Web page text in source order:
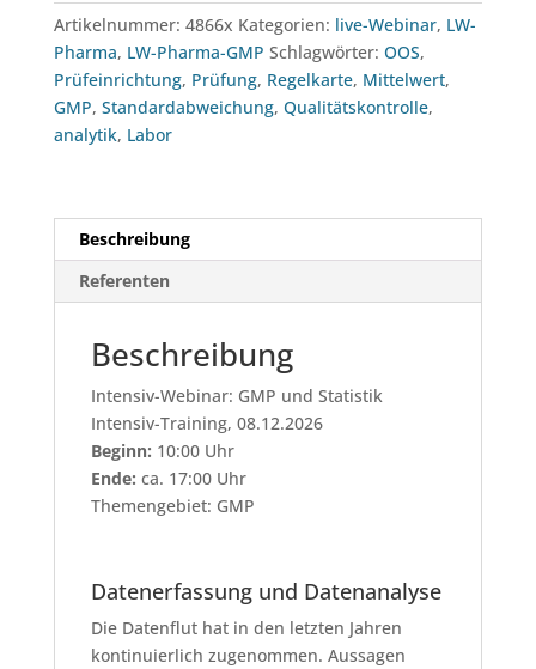
Statistik
CH
(08.12.2026)
Artikelnummer: 4866x Kategorien: live-Webinar, LW-
Pharma, LW-Pharma-GMP Schlagwörter: OOS,
Prüfeinrichtung, Prüfung, Regelkarte, Mittelwert,
GMP, Standardabweichung, Qualitätskontrolle,
analytik, Labor
Beschreibung
Referenten
Beschreibung
Intensiv-Webinar: GMP und Statistik
Intensiv-Training, 08.12.2026
Beginn: 10:00 Uhr
Ende: ca. 17:00 Uhr
Themengebiet: GMP
Datenerfassung und Datenanalyse
Die Datenflut hat in den letzten Jahren
kontinuierlich zugenommen. Aussagen